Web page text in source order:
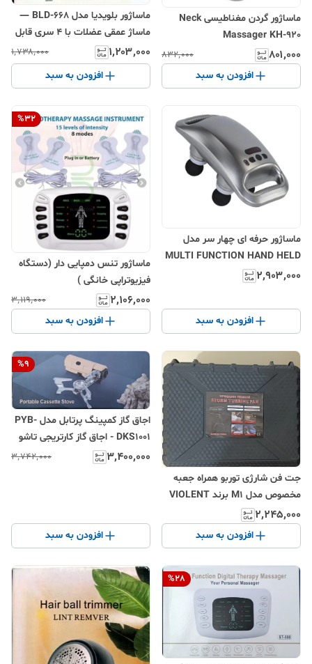
ماساژور گردن مغناطیسی Neck
Massager KH-920
۸۰۱٬۰۰۰ ۸۳۲٬۰۰۰
افزودن به سبد
ماساژور بلویدیا مدل BLD-668 —
ماساژ عمقی عضلات با ۴ سری قابل
تعویض
۱٬۲۰۳٬۰۰۰ ۱٬۷۳۸٬۰۰۰
افزودن به سبد
ماساژور حرفه ای چهار سر مدل
MULTI FUNCTION HAND HELD
MASSAGER ZC-2026
۲٬۹۰۳٬۰۰۰
افزودن به سبد
%32
ماساژور تنس دمپایی دار (دستگاه
فیزیوتراپی خانگی )
۲٬۱۰۶٬۰۰۰ ۳٬۱۱۹٬۰۰۰
افزودن به سبد
جت فن شارژی توربو همراه جعبه
مخصوص مدل M1 برند VIOLENT
FAN
۲٬۲۴۵٬۰۰۰
افزودن به سبد
%9
اجاق گاز کمپینگ پرتابل مدل PYB-
DKS1001 - اجاق گاز کارتریجی تاشو
با قدرت ۲۶۰۰ وات، شیر مغناطیسی
۳٬۴۰۰٬۰۰۰ ۳٬۷۴۲٬۰۰۰
افزودن به سبد
%28